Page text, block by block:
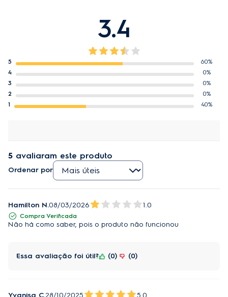
3.4
5
60%
4
0%
3
0%
2
0%
1
40%
5 avaliaram este produto
Ordenar por
Hamilton N.08/03/2026 1.0
Compra Verificada
Não há como saber, pois o produto não funcionou
Essa avaliação foi útil? 0 0
Yvanisa C.28/10/2025 5.0